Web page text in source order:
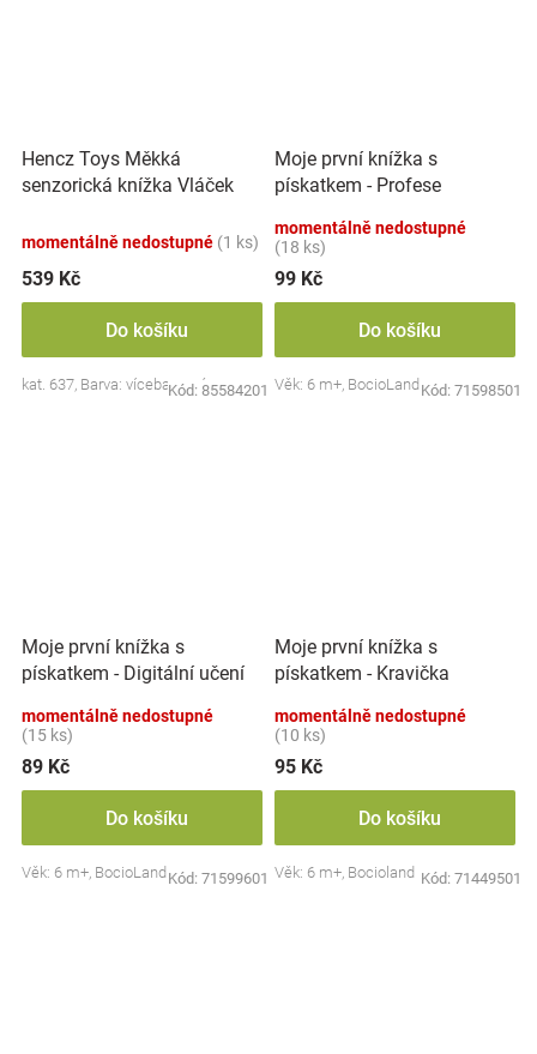
Hencz Toys Měkká
senzorická knížka Vláček
momentálně nedostupné (1 ks)
539 Kč
Do košíku
kat. 637, Barva: vícebarevná
Kód: 85584201
Moje první knížka s
pískatkem - Profese
momentálně nedostupné
(18 ks)
99 Kč
Do košíku
Věk: 6 m+, BocioLandKód: 71598501
Moje první knížka s
pískatkem - Digitální učení
momentálně nedostupné
(15 ks)
89 Kč
Do košíku
Věk: 6 m+, BocioLandKód: 71599601
Moje první knížka s
pískatkem - Kravička
momentálně nedostupné
(10 ks)
95 Kč
Do košíku
Věk: 6 m+, Bocioland Kód: 71449501